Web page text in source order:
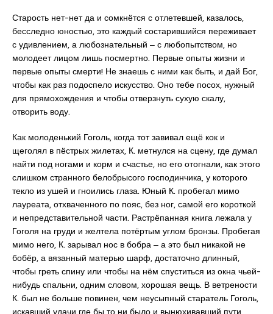
Старость нет-нет да и сомкнётся с отлетевшей, казалось,
бесследно юностью, это каждый состарившийся переживает
с удивлением, а любознательный ‒ с любопытством, но
молодеет лицом лишь посмертно. Первые опыты жизни и
первые опыты смерти! Не знаешь с ними как быть, и дай Бог,
чтобы как раз подоспело искусство. Оно тебе посох, нужный
для прямохождения и чтобы отверзнуть сухую скалу,
отворить воду.
Как молоденький Гоголь, когда тот завивал ещё кок и
щеголял в пёстрых жилетах, К. метнулся на сцену, где думал
найти под ногами и корм и счастье, но его отогнали, как этого
слишком странного белобрысого господинчика, у которого
текло из ушей и гноились глаза. Юный К. пробегал мимо
лауреата, отхваченного по пояс, без ног, самой его короткой
и непредставительной части. Растрёпанная книга лежала у
Гоголя на груди и желтела потёртым углом бронзы. Пробегая
мимо него, К. зарывал нос в бобра ‒ а это был никакой не
бобёр, а вязанный матерью шарф, достаточно длинный,
чтобы греть спину или чтобы на нём спуститься из окна чьей-
нибудь спальни, одним словом, хорошая вещь. В ветрености
К. был не больше повинен, чем неусыпный старатель Гоголь,